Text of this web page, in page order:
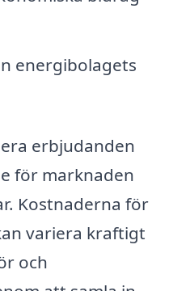
energibolagets
erbjudanden
för marknaden
Kostnaderna för
variera kraftigt
och